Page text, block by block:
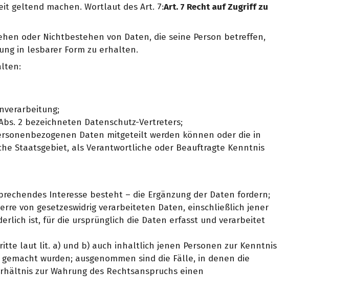
geltend machen. Wortlaut des Art. 7:Art. 7 Recht auf Zugriff zu
oder Nichtbestehen von Daten, die seine Person betreffen,
in lesbarer Form zu erhalten.
2 bezeichneten Datenschutz-Vertreters;
Daten mitgeteilt werden können oder die in
Staatsgebiet, als Verantwortliche oder Beauftragte Kenntnis
Interesse besteht – die Ergänzung der Daten fordern;
von gesetzeswidrig verarbeiteten Daten, einschließlich jener
ist, für die ursprünglich die Daten erfasst und verarbeitet
laut lit. a) und b) auch inhaltlich jenen Personen zur Kenntnis
wurden; ausgenommen sind die Fälle, in denen die
zur Wahrung des Rechtsanspruchs einen